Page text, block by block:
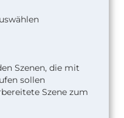
Szenen, die mit
sollen
Szene zum